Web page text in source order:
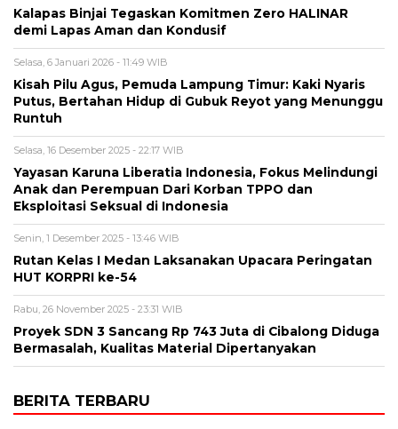
Kalapas Binjai Tegaskan Komitmen Zero HALINAR
demi Lapas Aman dan Kondusif
Selasa, 6 Januari 2026 - 11:49 WIB
Kisah Pilu Agus, Pemuda Lampung Timur: Kaki Nyaris
Putus, Bertahan Hidup di Gubuk Reyot yang Menunggu
Runtuh
Selasa, 16 Desember 2025 - 22:17 WIB
Yayasan Karuna Liberatia Indonesia, Fokus Melindungi
Anak dan Perempuan Dari Korban TPPO dan
Eksploitasi Seksual di Indonesia
Senin, 1 Desember 2025 - 13:46 WIB
Rutan Kelas I Medan Laksanakan Upacara Peringatan
HUT KORPRI ke-54
Rabu, 26 November 2025 - 23:31 WIB
Proyek SDN 3 Sancang Rp 743 Juta di Cibalong Diduga
Bermasalah, Kualitas Material Dipertanyakan
BERITA TERBARU